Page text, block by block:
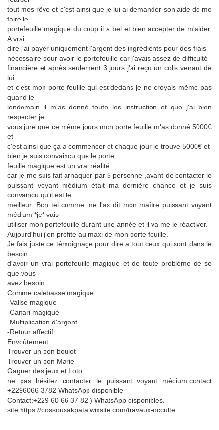
tout mes rêve et c'est ainsi que je lui ai demander son aide de me
faire le
portefeuille magique du coup il a bel et bien accepter de m'aider.
A vrai
dire j'ai payer uniquement l'argent des ingrédients pour des frais
nécessaire pour avoir le portefeuille car j'avais assez de difficulté
financière et après seulement 3 jours j'ai reçu un colis venant de
lui
et c'est mon porte feuille qui est dedans je ne croyais même pas
quand le
lendemain il m'as donné toute les instruction et que j'ai bien
respecter je
vous jure que ce même jours mon porte feuille m'as donné 5000€
et
c'est ainsi que ça a commencer et chaque jour je trouve 5000€ et
bien je suis convaincu que le porte
feuille magique est un vrai réalité
car je me suis fait arnaquer par 5 personne ,avant de contacter le
puissant voyant médium était ma dernière chance et je suis
convaincu qu'il est le
meilleur. Bon tel comme me l'as dit mon maître puissant voyant
médium *je* vais
utiliser mon portefeuille durant une année et il va me le réactiver.
Aujourd'hui j'en profite au maxi de mon porte feuille.
Je fais juste ce témoignage pour dire a tout ceux qui sont dans le
besoin
d'avoir un vrai portefeuille magique et de toute problème de se
que vous
avez besoin.
Comme.calebasse magique
-Valise magique
-Canari magique
-Multiplication d'argent
-Retour affectif
Envoûtement
Trouver un bon boulot
Trouver un bon Marie
Gagner des jeux et Loto
ne pas hésitez contacter le puissant voyant médium.contact
+2296066 3782 WhatsApp disponible
Contact:+229 60 66 37 82 ) WhatsApp disponibles.
site:https://dossousakpata.wixsite.com/travaux-occulte